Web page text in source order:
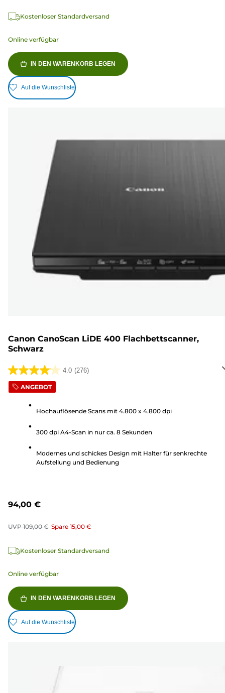
Kostenloser Standardversand
Online verfügbar
IN DEN WARENKORB LEGEN
Auf die Wunschliste
Canon CanoScan LiDE 400 Flachbettscanner,
Schwarz
4.0 (276)
4.0
von
Sternen.
Bewertungen
ANGEBOT
Hochauflösende Scans mit 4.800 x 4.800 dpi
300 dpi A4-Scan in nur ca. 8 Sekunden
Modernes und schickes Design mit Halter für senkrechte
Aufstellung und Bedienung
94,00 €
UVP109,00 € Spare 15,00 €
Kostenloser Standardversand
Online verfügbar
IN DEN WARENKORB LEGEN
Auf die Wunschliste